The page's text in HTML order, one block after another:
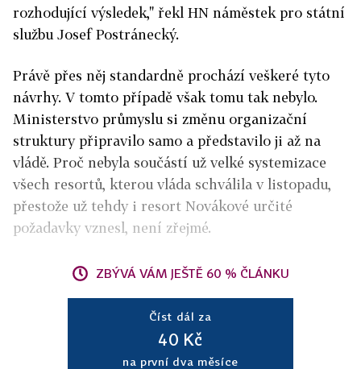
rozhodující výsledek," řekl HN náměstek pro státní
službu Josef Postránecký.
Právě přes něj standardně prochází veškeré tyto
návrhy. V tomto případě však tomu tak nebylo.
Ministerstvo průmyslu si změnu organizační
struktury připravilo samo a představilo ji až na
vládě. Proč nebyla součástí už velké systemizace
všech resortů, kterou vláda schválila v listopadu,
přestože už tehdy i resort Novákové určité
požadavky vznesl, není zřejmé.
ZBÝVÁ VÁM JEŠTĚ 60 % ČLÁNKU
Číst dál za
40 Kč
na první dva měsíce